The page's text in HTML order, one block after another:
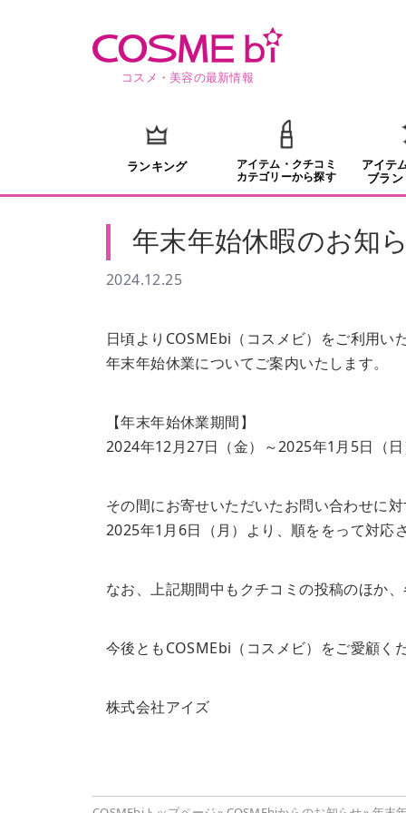
コスメ・美容の最新情報
ランキング
アイテム・クチコミ
カテゴリーから探す
アイテ
ブラ
年末年始休暇のお知
2024.12.25
日頃よりCOSMEbi（コスメビ）をご利用い
年末年始休業についてご案内いたします。
【年末年始休業期間】
2024年12月27日（金）～2025年1月5日（
その間にお寄せいただいたお問い合わせに
2025年1月6日（月）より、順ををって対応
なお、上記期間中もクチコミの投稿のほか
今後ともCOSMEbi（コスメビ）をご愛顧く
株式会社アイズ